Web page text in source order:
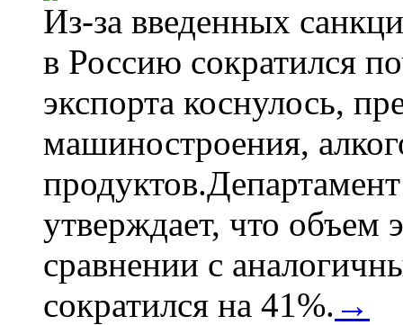
Из-за введенных
в Россию сократился
экспорта коснулось,
машиностроения,
утверждает, что объем
сравнении с
сократился на 41%. →